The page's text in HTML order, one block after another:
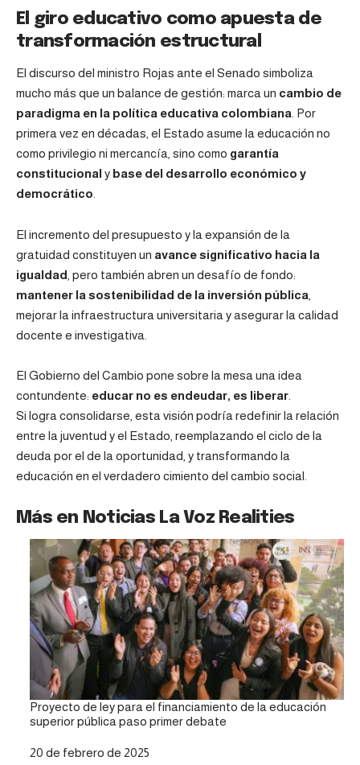
El giro educativo como apuesta de
transformación estructural
El discurso del ministro Rojas ante el Senado simboliza
mucho más que un balance de gestión: marca un cambio de
paradigma en la política educativa colombiana . Por
primera vez en décadas, el Estado asume la educación no
como privilegio ni mercancía, sino como garantía
constitucional y base del desarrollo económico y
democrático
El incremento del presupuesto y la expansión de la
gratuidad constituyen un avance significativo hacia la
igualdad , pero también abren un desafío de fondo:
mantener la sostenibilidad de la inversión pública
mejorar la infraestructura universitaria y asegurar la calidad
docente e investigativa.
El Gobierno del Cambio pone sobre la mesa una idea
contundente: educar no es endeudar, es liberar
Si logra consolidarse, esta visión podría redefinir la relación
entre la juventud y el Estado, reemplazando el ciclo de la
deuda por el de la oportunidad, y transformando la
educación en el verdadero cimiento del cambio social.
Más en Noticias La Voz Realities
Proyecto de ley para el financiamiento de la educación
superior pública paso primer debate
Fecha
20 de febrero de 2025